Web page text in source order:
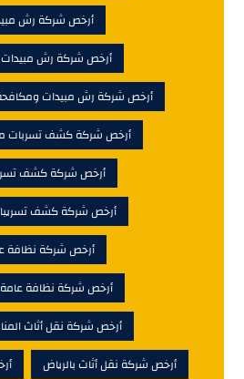
أرخص شركة رش
أرخص شركة رش مبيدات
أرخص شركة رش مبيدات
أرخص شركة كشف تسربات
أرخص شركة كشف
أرخص شركة كشف
أرخص شركة نظافة
أرخص شركة نظافة عامة
أرخص شركة نقل أثاث
أرخص شركة نقل أثاث بالرياض